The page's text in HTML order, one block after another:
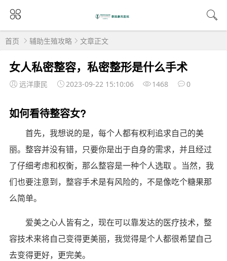
首页 辅助生殖攻略 文章正文
女人私密整容，私密整形是什么手术
远洋康民 2023-09-22 15:10:06 1468 0
如何看待整容女?
首先，我想说的是，每个人都有权利追求自己的美
丽。整容并没有错，只要你是出于自身的需求，并且经过
了仔细考虑和权衡，那么整容是一种个人选取 。当然，我
们也要注意到，整容手术是有风险的，不是像吃个糖果那
么简单。
爱美之心人皆有之，现在可以靠发达的医疗技术，整
容技术来将自己变得更美丽，我觉得是个人都很希望自己
去变得更好，更完美。